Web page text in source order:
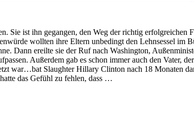
Sie ist ihn gegangen, den Weg der richtig erfolgreichen
wollten ihre Eltern unbedingt den Lehnsessel im
Dann ereilte sie der Ruf nach Washington,
Außerdem gab es schon immer auch den Vater,
war…bat Slaughter Hillary Clinton nach 18 Monaten
das Gefühl zu fehlen, dass …